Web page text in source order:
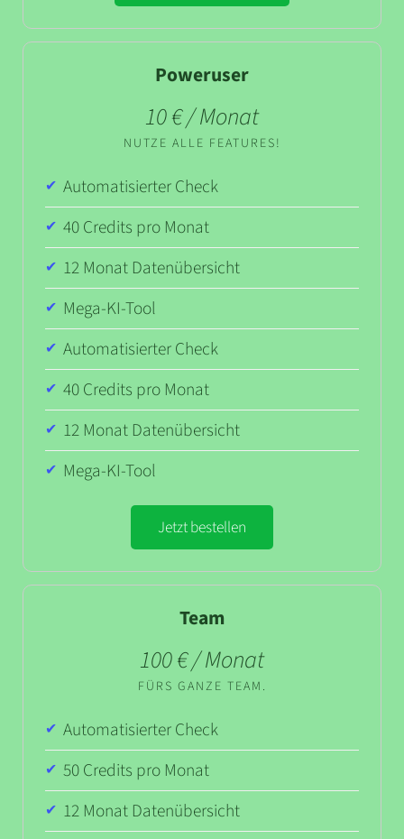
Poweruser
10 € / Monat
NUTZE ALLE FEATURES!
Automatisierter Check
40 Credits pro Monat
12 Monat Datenübersicht
Mega-KI-Tool
Automatisierter Check
40 Credits pro Monat
12 Monat Datenübersicht
Mega-KI-Tool
Jetzt bestellen
Team
100 € / Monat
FÜRS GANZE TEAM.
Automatisierter Check
50 Credits pro Monat
12 Monat Datenübersicht